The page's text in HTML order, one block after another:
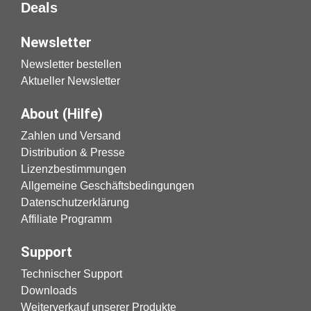
Deals
Newsletter
Newsletter bestellen
Aktueller Newsletter
About (Hilfe)
Zahlen und Versand
Distribution & Presse
Lizenzbestimmungen
Allgemeine Geschäftsbedingungen
Datenschutzerklärung
Affiliate Programm
Support
Technischer Support
Downloads
Weiterverkauf unserer Produkte